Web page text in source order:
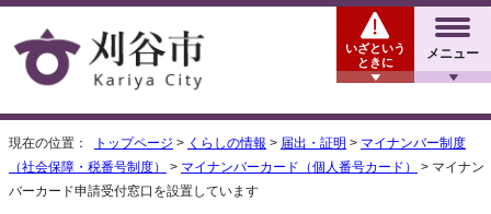
メニュー
いざという
ときに
現在の位置： トップページ > くらしの情報 > 届出・証明 > マイナンバー制度
（社会保障・税番号制度）
> マイナンバーカード（個人番号カード）
> マイナン
バーカード申請受付窓口を設置しています